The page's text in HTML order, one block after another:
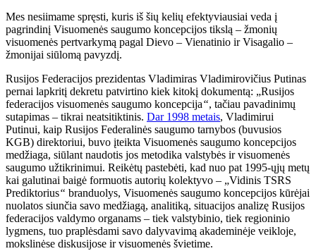
Mes nesiimame spręsti, kuris iš šių kelių efektyviausiai veda į
pagrindinį Visuomenės saugumo koncepcijos tikslą – žmonių
visuomenės pertvarkymą pagal Dievo – Vienatinio ir Visagalio –
žmonijai siūlomą pavyzdį.
Rusijos Federacijos prezidentas Vladimiras Vladimirovičius Putinas
pernai lapkritį dekretu patvirtino kiek kitokį dokumentą: „Rusijos
federacijos visuomenės saugumo koncepcija“, tačiau pavadinimų
sutapimas – tikrai neatsitiktinis. Dar 1998 metais, Vladimirui
Putinui, kaip Rusijos Federalinės saugumo tarnybos (buvusios
KGB) direktoriui, buvo įteikta Visuomenės saugumo koncepcijos
medžiaga, siūlant naudotis jos metodika valstybės ir visuomenės
saugumo užtikrinimui. Reikėtų pastebėti, kad nuo pat 1995-ųjų metų
kai galutinai baigė formuotis autorių kolektyvo – „Vidinis TSRS
Prediktorius“ branduolys, Visuomenės saugumo koncepcijos kūrėjai
nuolatos siunčia savo medžiagą, analitiką, situacijos analizę Rusijos
federacijos valdymo organams – tiek valstybinio, tiek regioninio
lygmens, tuo praplėsdami savo dalyvavimą akademinėje veikloje,
mokslinėse diskusijose ir visuomenės švietime.